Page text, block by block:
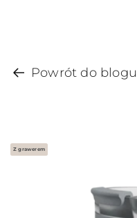
Powrót do blogu
Z grawerem